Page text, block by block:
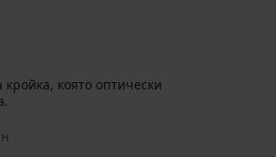
която оптически